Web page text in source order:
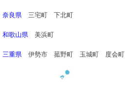
奈良県 三宅町 下北町
和歌山県 美浜町
三重県 伊勢市 菰野町 玉城町 度会町